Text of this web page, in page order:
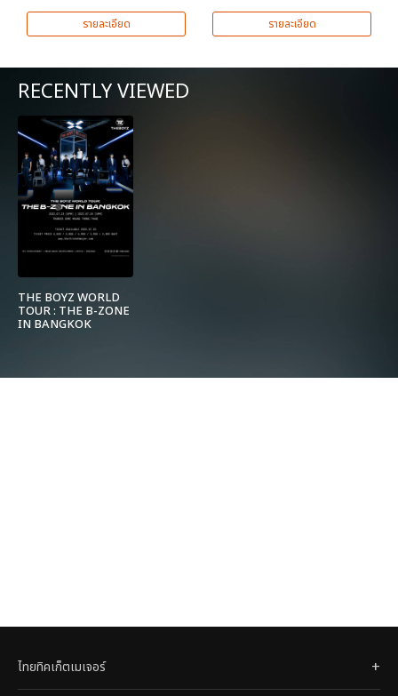
รายละเอียด รายละเอียด
RECENTLY VIEWED
THE BOYZ WORLD
TOUR : THE B-ZONE
IN BANGKOK
ไทยทิคเก็ตเมเจอร์